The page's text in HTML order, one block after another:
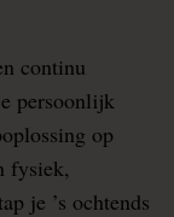
continu
persoonlijk
op
fysiek,
je ’s ochtends